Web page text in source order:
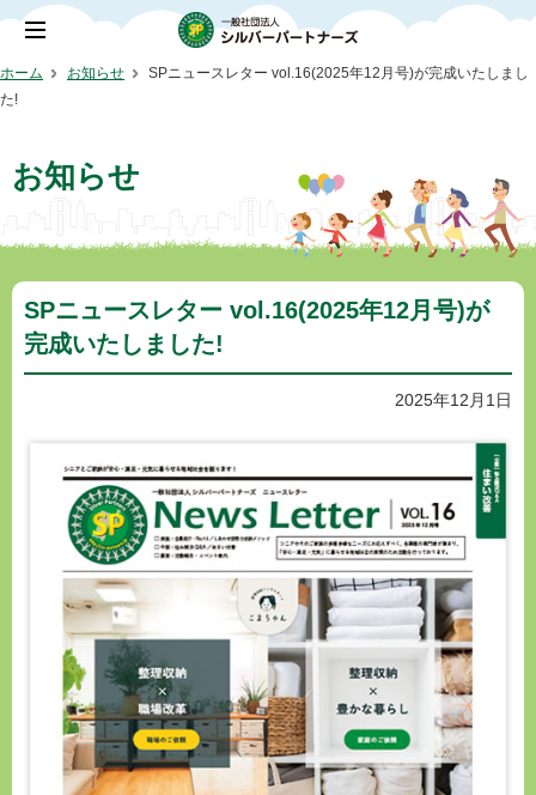
ホーム お知らせ
SPニュースレター vol.16(2025年12月号)が完成いたしまし
た!
お知らせ
SPニュースレター vol.16(2025年12月号)が
完成いたしました!
2025年12月1日